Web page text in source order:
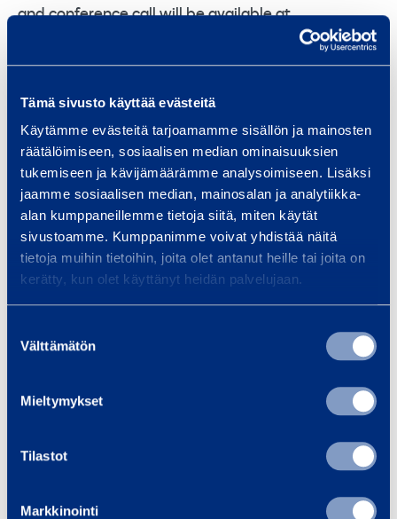
Tämä sivusto käyttää evästeitä
Käytämme evästeitä tarjoamamme sisällön ja mainosten
räätälöimiseen, sosiaalisen median ominaisuuksien
tukemiseen ja kävijämäärämme analysoimiseen. Lisäksi
jaamme sosiaalisen median, mainosalan ja analytiikka-
alan kumppaneillemme tietoja siitä, miten käytät
sivustoamme. Kumppanimme voivat yhdistää näitä
tietoja muihin tietoihin, joita olet antanut heille tai joita on
kerätty, kun olet käyttänyt heidän palvelujaan.
valinta
Välttämätön
Mieltymykset
Tilastot
Markkinointi
and conference call will be available at
the start of the briefing at the Group website at
www.ramirent.com.
FURTHER INFORMATION:
Terhi Jokinen, Communications Manager tel. +358
20 750 2086
RAMIRENTis a leading rental equipment group
combining the best equipment, services and know-
how into rental solutions that simplify customer’s
customer sectors including construction, industry,
Ramirent Group sales totaled EUR 724 million. The
centers in 10 countries in northern and eastern
Europe. Ramirent is listed on the NASDAQ Helsinki
Ramirent – More than machines®.